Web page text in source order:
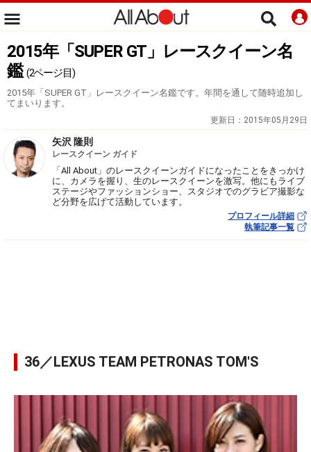
2015年「SUPER GT」レースクイーン名
鑑 (2ページ目)
2015年「SUPER GT」レースクイーン名鑑です。年間を通して随時追加し
てまいります。
更新日： 2015年05月29日
矢沢 隆則
レースクイーン ガイド
「All About」のレースクイーンガイドになったことをきっかけ
に、カメラを握り、生のレースクイーンを激写。他にもライブ
ステージやファッションショー、スタジオでのグラビア撮影な
ど分野を広げて活動しています。
プロフィール詳細
執筆記事一覧
36／LEXUS TEAM PETRONAS TOM'S